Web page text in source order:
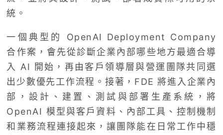
統。
一個典型的 OpenAI Deployment Company
合作案，會先從診斷企業內部哪些地方最適合導
入 AI 開始，再由客戶領導層與營運團隊共同選
出少數優先工作流程。接著，FDE 將進入企業內
部，設計、建置、測試與部署生產系統，將
OpenAI 模型與客戶資料、內部工具、控制機制
和業務流程連接起來，讓團隊能在日常工作中穩